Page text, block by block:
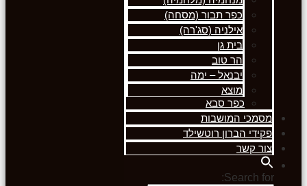
כפר תבור (מסחה)
אילניה (סג'רה)
בית גן
הר טוב
יבנאל – ימה
מוצא
כפר סבא
מסמכי המושבות
פקידי הברון רוטשילד
צור קשר
Search for: